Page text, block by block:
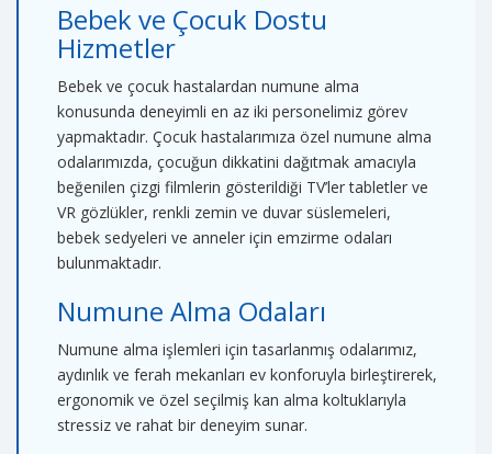
Bebek ve Çocuk Dostu
Hizmetler
Bebek ve çocuk hastalardan numune alma
konusunda deneyimli en az iki personelimiz görev
yapmaktadır. Çocuk hastalarımıza özel numune alma
odalarımızda, çocuğun dikkatini dağıtmak amacıyla
beğenilen çizgi filmlerin gösterildiği TV’ler tabletler ve
VR gözlükler, renkli zemin ve duvar süslemeleri,
bebek sedyeleri ve anneler için emzirme odaları
bulunmaktadır.
Numune Alma Odaları
Numune alma işlemleri için tasarlanmış odalarımız,
aydınlık ve ferah mekanları ev konforuyla birleştirerek,
ergonomik ve özel seçilmiş kan alma koltuklarıyla
stressiz ve rahat bir deneyim sunar.